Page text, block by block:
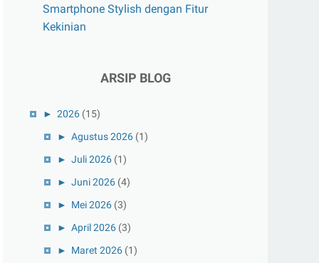
Smartphone Stylish dengan Fitur
Kekinian
ARSIP BLOG
► 2026 (15)
► Agustus 2026 (1)
► Juli 2026 (1)
► Juni 2026 (4)
► Mei 2026 (3)
► April 2026 (3)
► Maret 2026 (1)